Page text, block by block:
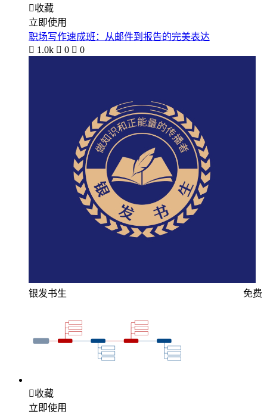
收藏
立即使用
职场写作速成班：从邮件到报告的完美表达
 1.0k  0  0
银发书生 免费
收藏
立即使用